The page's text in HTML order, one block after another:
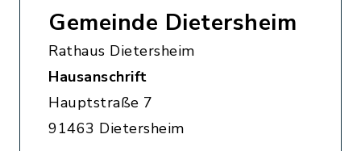
Gemeinde Dietersheim
Rathaus Dietersheim
Hausanschrift
Hauptstraße 7
91463 Dietersheim